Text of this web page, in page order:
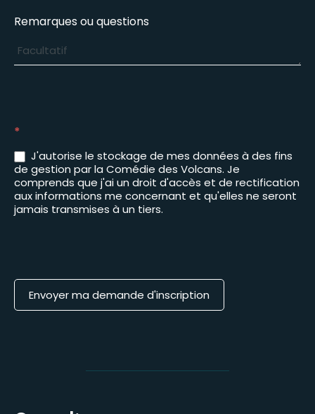
Remarques ou questions
*
J'autorise le stockage de mes données à des fins
de gestion par la Comédie des Volcans. Je
comprends que j'ai un droit d'accès et de rectification
aux informations me concernant et qu'elles ne seront
jamais transmises à un tiers.
Envoyer ma demande d'inscription